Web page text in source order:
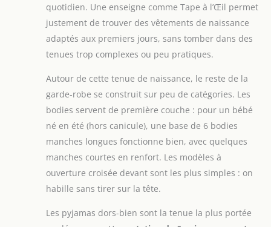
quotidien. Une enseigne comme Tape à l’Œil permet
justement de trouver des vêtements de naissance
adaptés aux premiers jours, sans tomber dans des
tenues trop complexes ou peu pratiques.
Autour de cette tenue de naissance, le reste de la
garde-robe se construit sur peu de catégories. Les
bodies servent de première couche : pour un bébé
né en été (hors canicule), une base de 6 bodies
manches longues fonctionne bien, avec quelques
manches courtes en renfort. Les modèles à
ouverture croisée devant sont les plus simples : on
habille sans tirer sur la tête.
Les pyjamas dors-bien sont la tenue la plus portée